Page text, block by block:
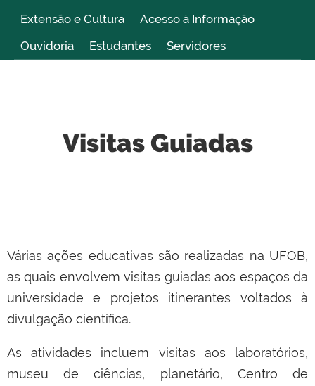
Extensão e Cultura
Acesso à Informação
Ouvidoria
Estudantes Servidores
Visitas Guiadas
Várias ações educativas são realizadas na UFOB,
as quais envolvem visitas guiadas aos espaços da
universidade e projetos itinerantes voltados à
divulgação científica.
As atividades incluem visitas aos laboratórios,
museu de ciências, planetário, Centro de